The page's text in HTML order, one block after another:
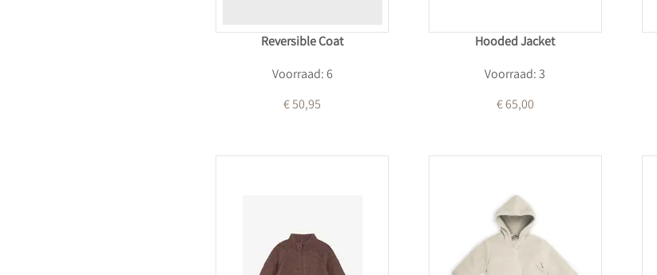
Reversible Coat
Voorraad: 6
€ 50,95
Hooded Jacket
Voorraad: 3
€ 65,00